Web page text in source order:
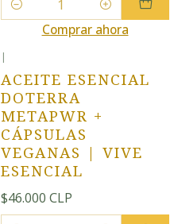
Cantidad
Comprar ahora
|
ACEITE ESENCIAL
DOTERRA
METAPWR +
CÁPSULAS
VEGANAS | VIVE
ESENCIAL
$46.000 CLP